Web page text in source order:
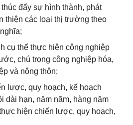
đẩy sự hình thành, phát
thiện các loại thị trường theo
cụ thể thực hiện công nghiệp
chú trọng công nghiệp hóa,
và nông thôn;
lược, quy hoạch, kế hoạch
dài hạn, năm năm, hàng năm
hiện chiến lược, quy hoạch,